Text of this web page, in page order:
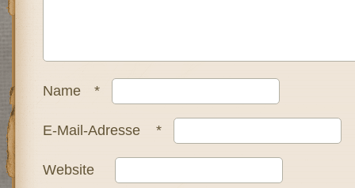
Name *
E-Mail-Adresse *
Website